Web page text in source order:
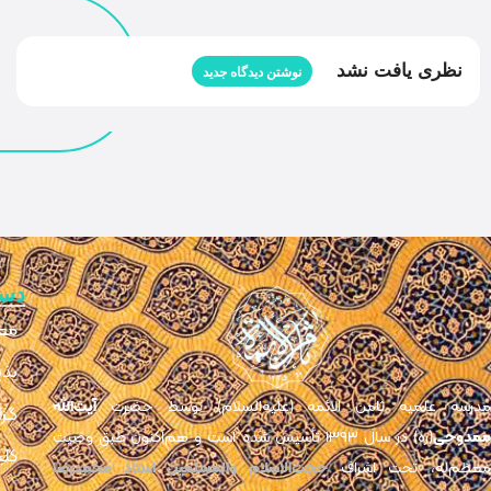
نظری یافت نشد نوشتن دیدگاه جدید
مدرسه علمیه ثامن الائمه (علیه‌السلام) توسط حضرتآیت‌الله
ممدوحی
(ره) در سال ۱۳۹۳ تأسیس شده است و هم‌اکنون طبق وصیت
معظم‌له، تحت اشرافحجت‌الاسلام والمسلمین استاد محمدرضا